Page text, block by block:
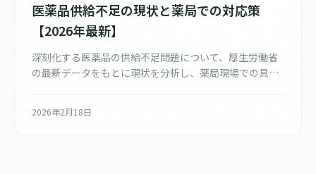
医薬品供給不足の現状と薬局での対応策
【2026年最新】
深刻化する医薬品の供給不足問題について、厚生労働省
の最新データをもとに現状を分析し、薬局現場での具体
2026年2月18日